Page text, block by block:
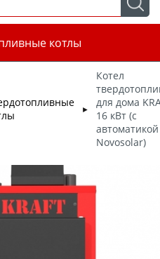
котлы
►
Котел
для дома
16 кВт (с
автоматикой
Novosolar)